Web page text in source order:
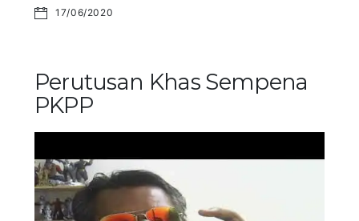
17/06/2020
Perutusan Khas Sempena
PKPP